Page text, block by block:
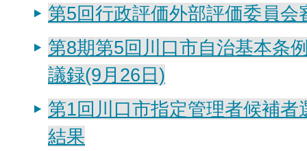
第5回行政評価外部評価委員会
第8期第5回川口市自治基本条
議録(9月26日)
第1回川口市指定管理者候補者
結果